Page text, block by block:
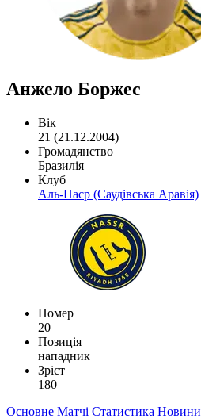
Анжело Боржес
Вік
21 (21.12.2004)
Громадянство
Бразилія
Клуб
Аль-Наср (Саудівська Аравія)
Номер
20
Позиція
нападник
Зріст
180
Основне Матчі Статистика Новини